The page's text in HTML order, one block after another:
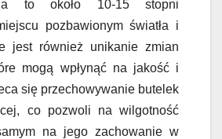
to około 10-15 stopni
pozbawionym światła i
jest również unikanie zmian
mogą wpłynąć na jakość i
się przechowywanie butelek
co pozwoli na wilgotność
na jego zachowanie w